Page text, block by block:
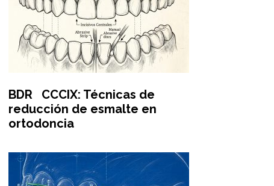
BDR CCCIX: Técnicas de
reducción de esmalte en
ortodoncia